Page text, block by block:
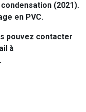
(2021).
en PVC.
pouvez contacter
à
.